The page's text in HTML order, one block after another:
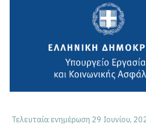
Τελευταία ενημέρωση 29 Ιουνίου,